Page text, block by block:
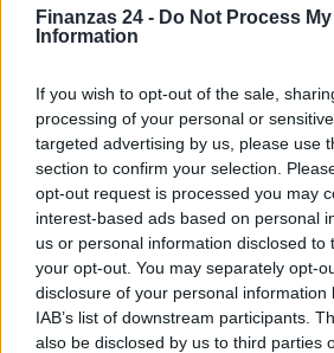
Finanzas 24 - Do Not Process
Information
If you wish to opt-out of the sale,
processing of your personal or
targeted advertising by us, please use
section to confirm your selection.
opt-out request is processed you may
interest-based ads based on personal
us or personal information disclosed to
your opt-out. You may separately opt-
disclosure of your personal information
IAB’s list of downstream participants.
also be disclosed by us to third parties